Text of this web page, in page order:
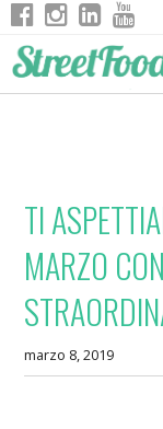
TI
MARZO
marzo 8, 2019